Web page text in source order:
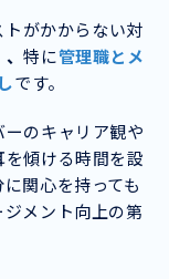
がかからない対
、特に管理職とメ
です。
のキャリア観や
傾ける時間を設
関心を持っても
メント向上の第